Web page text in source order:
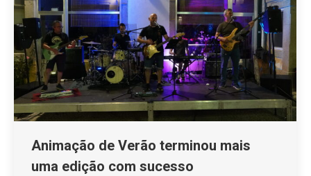
Animação de Verão terminou mais
uma edição com sucesso